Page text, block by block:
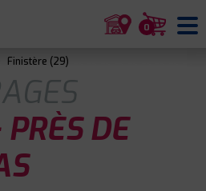
0
Finistère (29)
DE